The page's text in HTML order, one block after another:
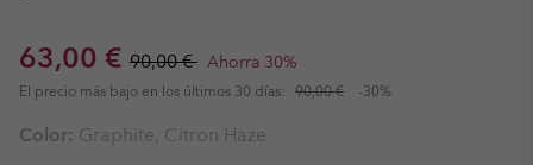
Sale price:
63,00 € Regular price:
90,00 € Ahorra 30%
El precio más bajo en los últimos 30 días: 90,00 € -30%
Color: Graphite, Citron Haze